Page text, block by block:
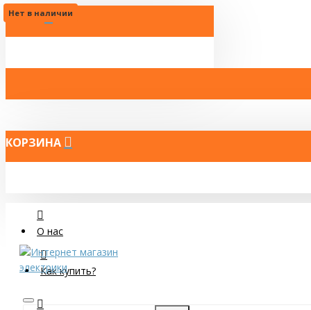
МЕНЮ
КОРЗИНА
О нас
Как купить?
Нет в наличии